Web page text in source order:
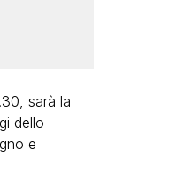
sarà la
dello
e